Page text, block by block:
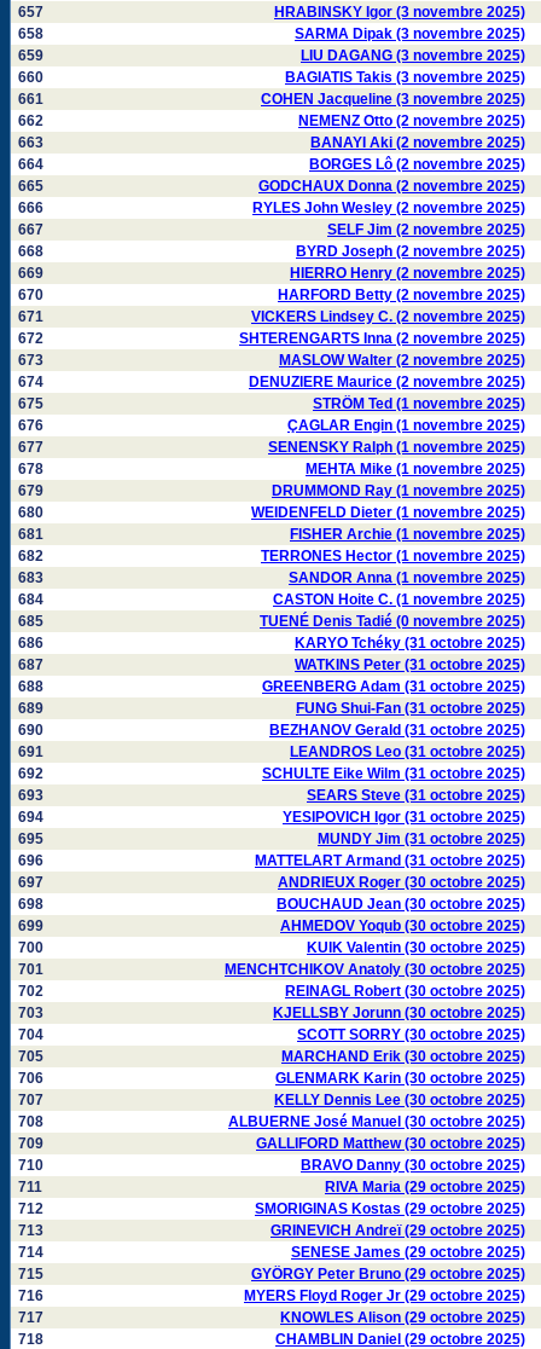
657
HRABINSKY Igor (3 novembre 2025)
658
SARMA Dipak (3 novembre 2025)
659
LIU DAGANG (3 novembre 2025)
660
BAGIATIS Takis (3 novembre 2025)
661
COHEN Jacqueline (3 novembre 2025)
662
NEMENZ Otto (2 novembre 2025)
663
BANAYI Aki (2 novembre 2025)
664
BORGES Lô (2 novembre 2025)
665
GODCHAUX Donna (2 novembre 2025)
666
RYLES John Wesley (2 novembre 2025)
667
SELF Jim (2 novembre 2025)
668
BYRD Joseph (2 novembre 2025)
669
HIERRO Henry (2 novembre 2025)
670
HARFORD Betty (2 novembre 2025)
671
VICKERS Lindsey C. (2 novembre 2025)
672
SHTERENGARTS Inna (2 novembre 2025)
673
MASLOW Walter (2 novembre 2025)
674
DENUZIERE Maurice (2 novembre 2025)
675
STRÖM Ted (1 novembre 2025)
676
ÇAGLAR Engin (1 novembre 2025)
677
SENENSKY Ralph (1 novembre 2025)
678
MEHTA Mike (1 novembre 2025)
679
DRUMMOND Ray (1 novembre 2025)
680
WEIDENFELD Dieter (1 novembre 2025)
681
FISHER Archie (1 novembre 2025)
682
TERRONES Hector (1 novembre 2025)
683
SANDOR Anna (1 novembre 2025)
684
CASTON Hoite C. (1 novembre 2025)
685
TUENÉ Denis Tadié (0 novembre 2025)
686
KARYO Tchéky (31 octobre 2025)
687
WATKINS Peter (31 octobre 2025)
688
GREENBERG Adam (31 octobre 2025)
689
FUNG Shui-Fan (31 octobre 2025)
690
BEZHANOV Gerald (31 octobre 2025)
691
LEANDROS Leo (31 octobre 2025)
692
SCHULTE Eike Wilm (31 octobre 2025)
693
SEARS Steve (31 octobre 2025)
694
YESIPOVICH Igor (31 octobre 2025)
695
MUNDY Jim (31 octobre 2025)
696
MATTELART Armand (31 octobre 2025)
697
ANDRIEUX Roger (30 octobre 2025)
698
BOUCHAUD Jean (30 octobre 2025)
699
AHMEDOV Yoqub (30 octobre 2025)
700
KUIK Valentin (30 octobre 2025)
701
MENCHTCHIKOV Anatoly (30 octobre 2025)
702
REINAGL Robert (30 octobre 2025)
703
KJELLSBY Jorunn (30 octobre 2025)
704
SCOTT SORRY (30 octobre 2025)
705
MARCHAND Erik (30 octobre 2025)
706
GLENMARK Karin (30 octobre 2025)
707
KELLY Dennis Lee (30 octobre 2025)
708
ALBUERNE José Manuel (30 octobre 2025)
709
GALLIFORD Matthew (30 octobre 2025)
710
BRAVO Danny (30 octobre 2025)
711
RIVA Maria (29 octobre 2025)
712
SMORIGINAS Kostas (29 octobre 2025)
713
GRINEVICH Andreï (29 octobre 2025)
714
SENESE James (29 octobre 2025)
715
GYÖRGY Peter Bruno (29 octobre 2025)
716
MYERS Floyd Roger Jr (29 octobre 2025)
717
KNOWLES Alison (29 octobre 2025)
718
CHAMBLIN Daniel (29 octobre 2025)